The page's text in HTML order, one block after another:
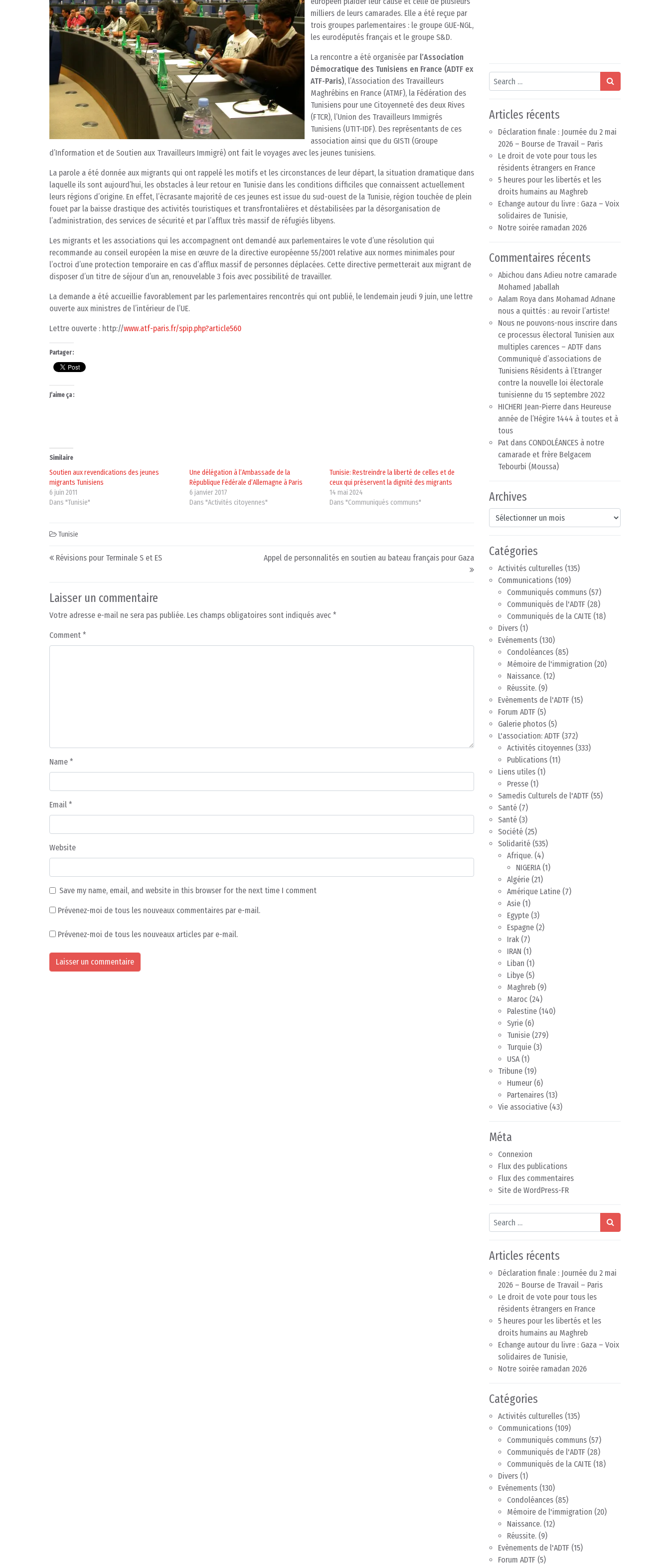
milliers de leurs camarades. Elle a été reçue par
trois groupes parlementaires : le groupe GUE-NGL,
les eurodéputés français et le groupe S&D.
La rencontre a été organisée par l’Association
Démocratique des Tunisiens en France (ADTF ex
ATF-Paris), l’Association des Travailleurs
Maghrébins en France (ATMF), la Fédération des
Tunisiens pour une Citoyenneté des deux Rives
(FTCR), l’Union des Travailleurs Immigrés
Tunisiens (UTIT-IDF). Des représentants de ces
association ainsi que du GISTI (Groupe
d’Information et de Soutien aux Travailleurs Immigré) ont fait le voyages avec les jeunes tunisiens.
La parole a été donnée aux migrants qui ont rappelé les motifs et les circonstances de leur départ, la situation dramatique dans
laquelle ils sont aujourd’hui, les obstacles à leur retour en Tunisie dans les conditions difficiles que connaissent actuellement
leurs régions d’origine. En effet, l’écrasante majorité de ces jeunes est issue du sud-ouest de la Tunisie, région touchée de plein
fouet par la baisse drastique des activités touristiques et transfrontalières et déstabilisées par la désorganisation de
l’administration, des services de sécurité et par l’afflux très massif de réfugiés libyens.
Les migrants et les associations qui les accompagnent ont demandé aux parlementaires le vote d’une résolution qui
recommande au conseil européen la mise en œuvre de la directive européenne 55/2001 relative aux normes minimales pour
l’octroi d’une protection temporaire en cas d’afflux massif de personnes déplacées. Cette directive permetterait aux migrant de
disposer d’un titre de séjour d’un an, renouvelable 3 fois avec possibilité de travailler.
La demande a été accueillie favorablement par les parlementaires rencontrés qui ont publié, le lendemain jeudi 9 juin, une lettre
ouverte aux ministres de l’intérieur de l’UE.
Lettre ouverte : http://www.atf-paris.fr/spip.php?article560
Partager :
J’aime ça :
Similaire
Soutien aux revendications des jeunes
migrants Tunisiens
6 juin 2011
Dans "Tunisie"
Une délégation à l’Ambassade de la
République Fédérale d’Allemagne à Paris
6 janvier 2017
Dans "Activités citoyennes"
Tunisie: Restreindre la liberté de celles et de
ceux qui préservent la dignité des migrants
14 mai 2024
Dans "Communiqués communs"
Tunisie
Post navigation
Révisions pour Terminale S et ES Appel de personnalités en soutien au bateau français pour Gaza
Laisser un commentaire
Votre adresse e-mail ne sera pas publiée. Les champs obligatoires sont indiqués avec *
Comment *
Name *
Email *
Website
Save my name, email, and website in this browser for the next time I comment
Prévenez-moi de tous les nouveaux commentaires par e-mail.
Prévenez-moi de tous les nouveaux articles par e-mail.
Search
Articles récents
Déclaration finale : Journée du 2 mai
2026 – Bourse de Travail – Paris
Le droit de vote pour tous les
résidents étrangers en France
5 heures pour les libertés et les
droits humains au Maghreb
Echange autour du livre : Gaza – Voix
solidaires de Tunisie,
Notre soirée ramadan 2026
Commentaires récents
Abichou dans Adieu notre camarade
Mohamed Jaballah
Aalam Roya dans Mohamad Adnane
nous a quittés : au revoir l’artiste!
Nous ne pouvons-nous inscrire dans
ce processus électoral Tunisien aux
multiples carences – ADTF dans
Communiqué d’associations de
Tunisiens Résidents à l’Etranger
contre la nouvelle loi électorale
tunisienne du 15 septembre 2022
HICHERI Jean-Pierre dans Heureuse
année de l’Hégire 1444 à toutes et à
tous
Pat dans CONDOLÉANCES à notre
camarade et frère Belgacem
Tebourbi (Moussa)
Archives
Archives
Catégories
Activités culturelles (135)
Communications (109)
Communiqués communs (57)
Communiqués de l'ADTF (28)
Communiqués de la CAITE (18)
Divers (1)
Evénements (130)
Condoléances (85)
Mémoire de l'immigration (20)
Naissance. (12)
Réussite. (9)
Evènements de l'ADTF (15)
Forum ADTF (5)
Galerie photos (5)
L'association: ADTF (372)
Activités citoyennes (333)
Publications (11)
Liens utiles (1)
Presse (1)
Samedis Culturels de l'ADTF (55)
Santé (7)
Santé (3)
Société (25)
Solidarité (535)
Afrique. (4)
NIGERIA(1)
Algérie (21)
Amérique Latine (7)
Asie (1)
Egypte (3)
Espagne (2)
Irak (7)
IRAN (1)
Liban (1)
Libye (5)
Maghreb (9)
Maroc (24)
Palestine (140)
Syrie (6)
Tunisie (279)
Turquie (3)
USA(1)
Tribune (19)
Humeur (6)
Partenaires (13)
Vie associative (43)
Méta
Connexion
Flux des publications
Flux des commentaires
Site de WordPress-FR
Search
Articles récents
Déclaration finale : Journée du 2 mai
2026 – Bourse de Travail – Paris
Le droit de vote pour tous les
résidents étrangers en France
5 heures pour les libertés et les
droits humains au Maghreb
Echange autour du livre : Gaza – Voix
solidaires de Tunisie,
Notre soirée ramadan 2026
Catégories
Activités culturelles (135)
Communications (109)
Communiqués communs (57)
Communiqués de l'ADTF (28)
Communiqués de la CAITE (18)
Divers (1)
Evénements (130)
Condoléances (85)
Mémoire de l'immigration (20)
Naissance. (12)
Réussite. (9)
Evènements de l'ADTF (15)
Forum ADTF (5)